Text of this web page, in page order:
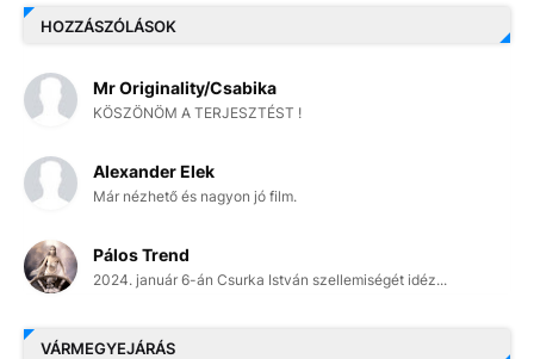
HOZZÁSZÓLÁSOK
Mr Originality/Csabika
KÖSZÖNÖM A TERJESZTÉST !
Alexander Elek
Már nézhető és nagyon jó film.
Pálos Trend
2024. január 6-án Csurka István szellemiségét idéz...
VÁRMEGYEJÁRÁS